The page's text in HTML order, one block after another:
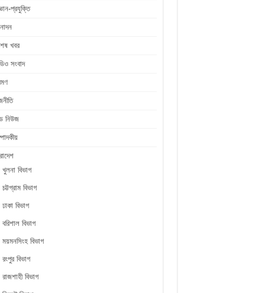
প্রযুক্তি
খবর
সংবাদ
নিউজ
খুলনা বিভাগ
চট্টগ্রাম বিভাগ
ঢাকা বিভাগ
বরিশাল বিভাগ
ময়মনসিংহ বিভাগ
রংপুর বিভাগ
রাজশাহী বিভাগ